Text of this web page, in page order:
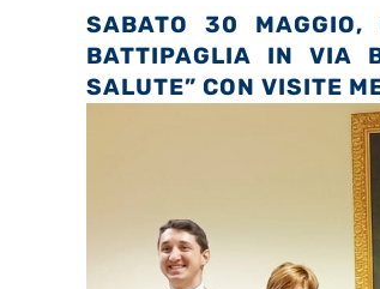
SABATO 30
BATTIPAGLIA IN VIA
SALUTE” CON VISITE